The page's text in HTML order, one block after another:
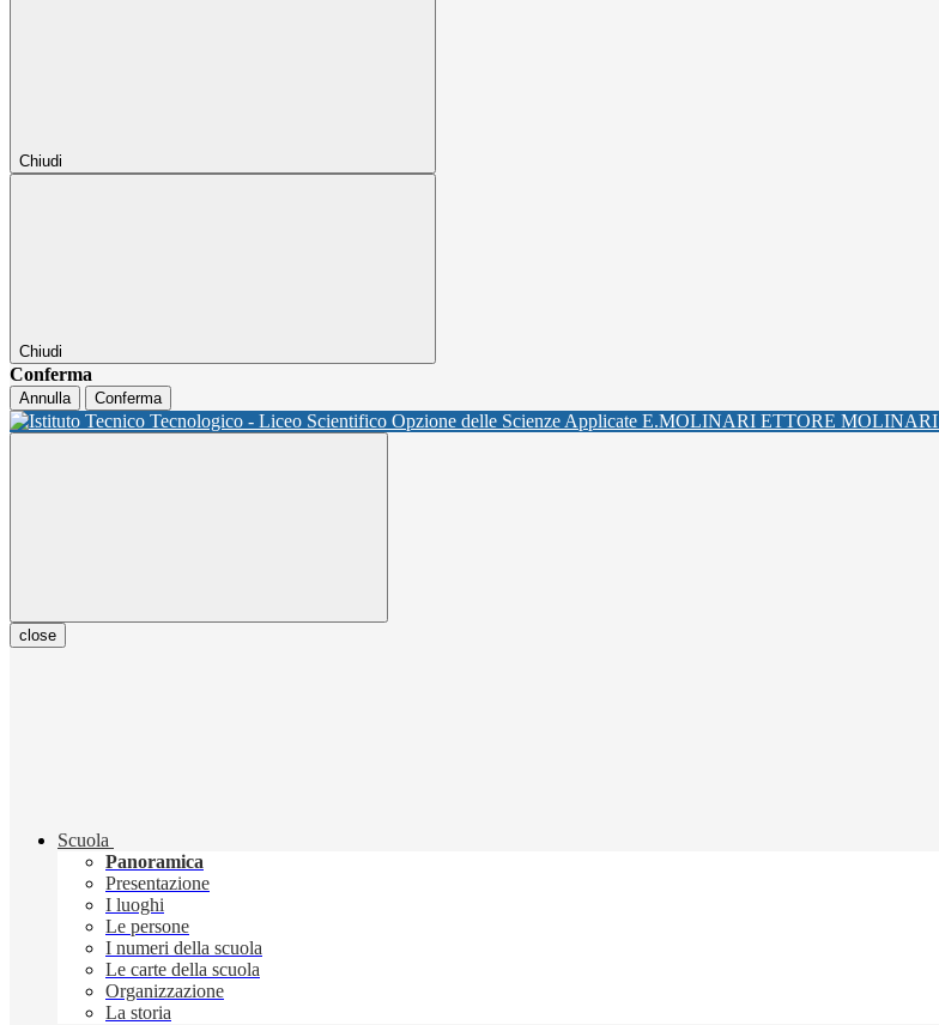
Chiudi
Chiudi
Conferma
Annulla Conferma
ETTORE MOLINARI
close
Scuola
Panoramica
Presentazione
I luoghi
Le persone
I numeri della scuola
Le carte della scuola
Organizzazione
La storia